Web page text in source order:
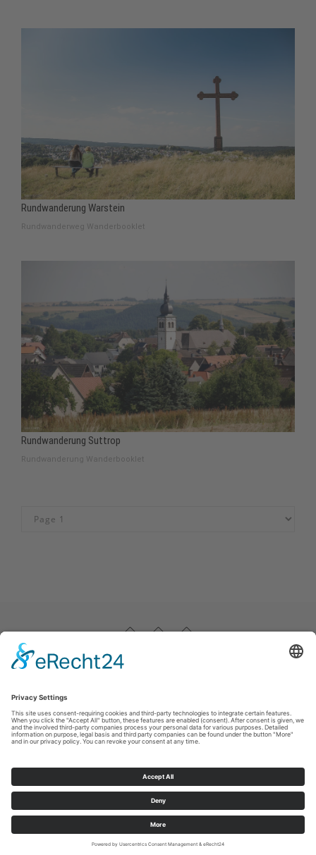
Rundwanderung Warstein
Rundwanderweg Wanderbooklet
Rundwanderung Suttrop
Rundwanderung Wanderbooklet
Impressum
Stadtmarketing Warstein e.V. Dieplohstraße 1 59581 Warstein
Stadtmarketing Warstein e.V.
Cookie-Einstellungen